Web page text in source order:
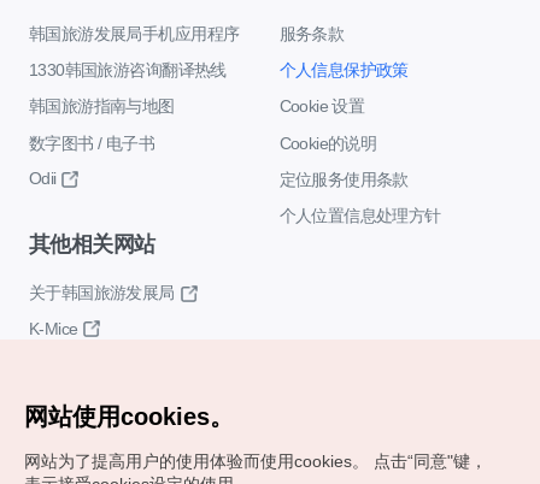
韩国旅游发展局手机应用程序
1330韩国旅游咨询翻译热线
韩国旅游指南与地图
数字图书 / 电子书
Odii
服务条款
个人信息保护政策
Cookie 设置
Cookie的说明
定位服务使用条款
个人位置信息处理方针
其他相关网站
关于韩国旅游发展局
K-Mice
网站使用cookies。
网站为了提高用户的使用体验而使用cookies。
点击“同意"键，